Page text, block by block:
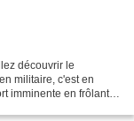
découvrir le
militaire, c'est en
imminente en frôlant